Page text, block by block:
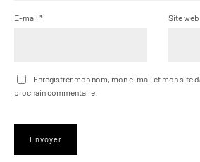
E-mail * Site web
Enregistrer mon nom, mon e-mail et mon site
prochain commentaire.